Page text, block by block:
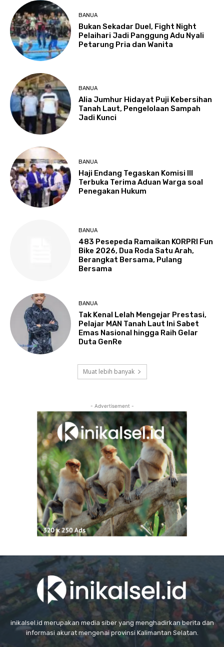
BANUA
Bukan Sekadar Duel, Fight Night
Pelaihari Jadi Panggung Adu Nyali
Petarung Pria dan Wanita
BANUA
Alia Jumhur Hidayat Puji Kebersihan
Tanah Laut, Pengelolaan Sampah
Jadi Kunci
BANUA
Haji Endang Tegaskan Komisi III
Terbuka Terima Aduan Warga soal
Penegakan Hukum
BANUA
483 Pesepeda Ramaikan KORPRI Fun
Bike 2026, Dua Roda Satu Arah,
Berangkat Bersama, Pulang
Bersama
BANUA
Tak Kenal Lelah Mengejar Prestasi,
Pelajar MAN Tanah Laut Ini Sabet
Emas Nasional hingga Raih Gelar
Duta GenRe
Muat lebih banyak
- Advertisement -
inikalsel.id merupakan media siber yang menghadirkan berita dan
informasi akurat mengenai provinsi Kalimantan Selatan.